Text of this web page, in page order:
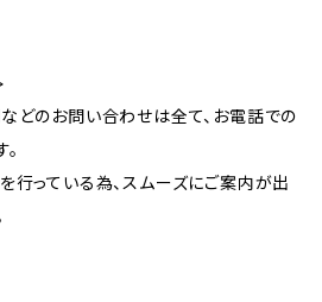
どのお問い合わせは全て、お電話での
行っている為、スムーズにご案内が出